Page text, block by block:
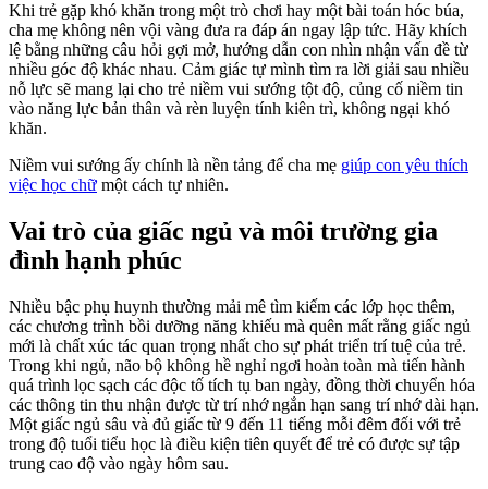
Khi trẻ gặp khó khăn trong một trò chơi hay một bài toán hóc búa,
cha mẹ không nên vội vàng đưa ra đáp án ngay lập tức. Hãy khích
lệ bằng những câu hỏi gợi mở, hướng dẫn con nhìn nhận vấn đề từ
nhiều góc độ khác nhau. Cảm giác tự mình tìm ra lời giải sau nhiều
nỗ lực sẽ mang lại cho trẻ niềm vui sướng tột độ, củng cố niềm tin
vào năng lực bản thân và rèn luyện tính kiên trì, không ngại khó
khăn.
Niềm vui sướng ấy chính là nền tảng để cha mẹ giúp con yêu thích
việc học chữ một cách tự nhiên.
Vai trò của giấc ngủ và môi trường gia
đình hạnh phúc
Nhiều bậc phụ huynh thường mải mê tìm kiếm các lớp học thêm,
các chương trình bồi dưỡng năng khiếu mà quên mất rằng giấc ngủ
mới là chất xúc tác quan trọng nhất cho sự phát triển trí tuệ của trẻ.
Trong khi ngủ, não bộ không hề nghỉ ngơi hoàn toàn mà tiến hành
quá trình lọc sạch các độc tố tích tụ ban ngày, đồng thời chuyển hóa
các thông tin thu nhận được từ trí nhớ ngắn hạn sang trí nhớ dài hạn.
Một giấc ngủ sâu và đủ giấc từ 9 đến 11 tiếng mỗi đêm đối với trẻ
trong độ tuổi tiểu học là điều kiện tiên quyết để trẻ có được sự tập
trung cao độ vào ngày hôm sau.